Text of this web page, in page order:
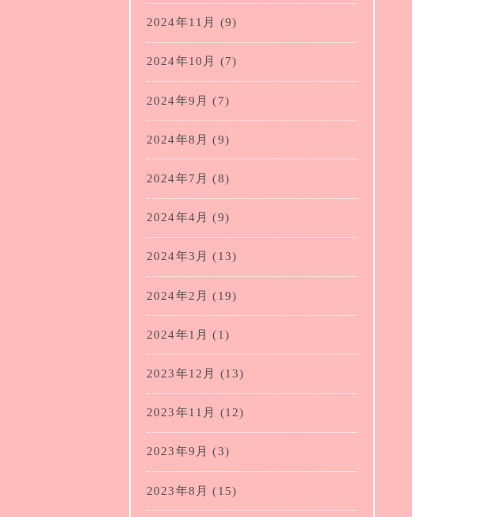
2024年11月 (9)
2024年10月 (7)
2024年9月 (7)
2024年8月 (9)
2024年7月 (8)
2024年4月 (9)
2024年3月 (13)
2024年2月 (19)
2024年1月 (1)
2023年12月 (13)
2023年11月 (12)
2023年9月 (3)
2023年8月 (15)